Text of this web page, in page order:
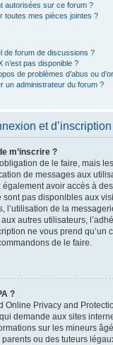
autorisées sur ce forum ?
toutes mes pièces jointes ?
de forum de discussions ?
n’est pas disponible ?
de problèmes d’abus ou
un administrateur du forum ?
et d’inscription
m’inscrire ?
de le faire, mais
de messages aux
avoir accès à
pas disponibles aux
l’utilisation de la
autres utilisateurs,
ne vous prend qu’un
de le faire.
?
Online Privacy and
demande aux sites
sur les mineurs
ou des tuteurs